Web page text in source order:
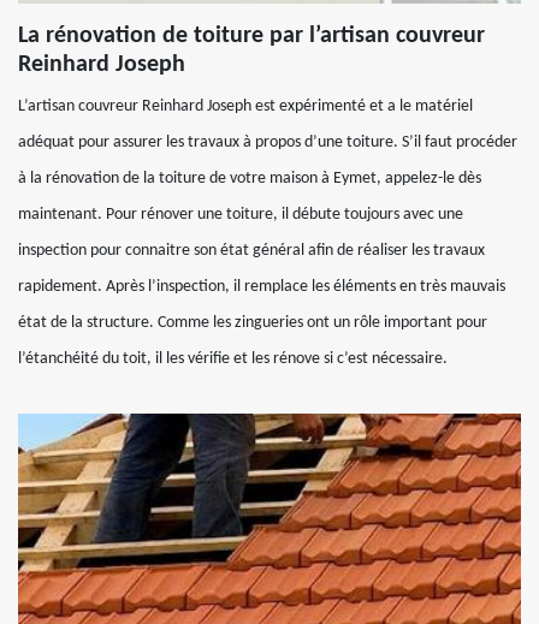
La rénovation de toiture par l’artisan couvreur
Reinhard Joseph
L’artisan couvreur Reinhard Joseph est expérimenté et a le matériel
adéquat pour assurer les travaux à propos d’une toiture. S’il faut procéder
à la rénovation de la toiture de votre maison à Eymet, appelez-le dès
maintenant. Pour rénover une toiture, il débute toujours avec une
inspection pour connaitre son état général afin de réaliser les travaux
rapidement. Après l’inspection, il remplace les éléments en très mauvais
état de la structure. Comme les zingueries ont un rôle important pour
l’étanchéité du toit, il les vérifie et les rénove si c’est nécessaire.